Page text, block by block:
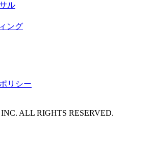
ル
ング
リシー
ALL RIGHTS RESERVED.